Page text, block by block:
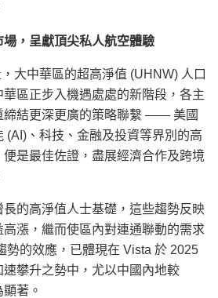
，呈獻頂尖私人航空體驗
大中華區的超高淨值 (UHNW) 人口
華區正步入機遇處處的新階段，各主
締結更深更廣的策略聯繫 —— 美國
(AI)、科技、金融及投資等界別的高
是最佳佐證，盡展經濟合作及跨境
的高淨值人士基礎，這些趨勢反映
漲，繼而使區內對連通聯動的需求
勢的效應，已體現在 Vista 於 2025
攀升之勢中，尤以中國內地較
著。